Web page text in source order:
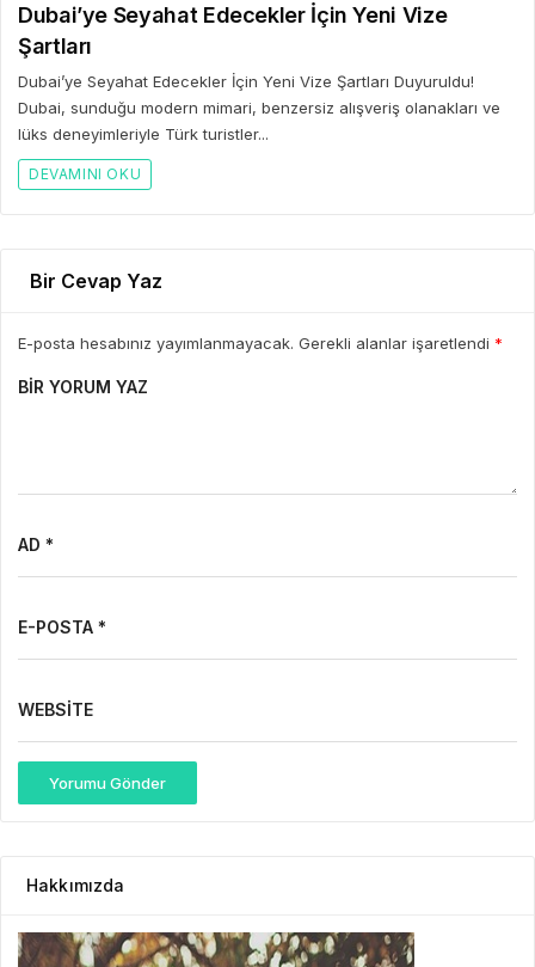
Dubai’ye Seyahat Edecekler İçin Yeni Vize
Şartları
Dubai’ye Seyahat Edecekler İçin Yeni Vize Şartları Duyuruldu!
Dubai, sunduğu modern mimari, benzersiz alışveriş olanakları ve
lüks deneyimleriyle Türk turistler...
DEVAMINI OKU
Bir Cevap Yaz
E-posta hesabınız yayımlanmayacak. Gerekli alanlar işaretlendi *
BIR YORUM YAZ
AD *
E-POSTA *
WEBSITE
Yorumu Gönder
Hakkımızda